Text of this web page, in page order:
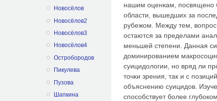
Новосёлов
Новосёлов2
Новосёлов3
Новосёлов4
Остробородов
Пикулева
Пузова
Шапкина
нашим оценкам, посвящено
области, вышедших за
рубежом. Между тем,
остаются за пределами
меньшей степени. Данная
доминированием
суицидологии, но вряд ли
точки зрения, так и с
объяснению суицидов.
способствует более